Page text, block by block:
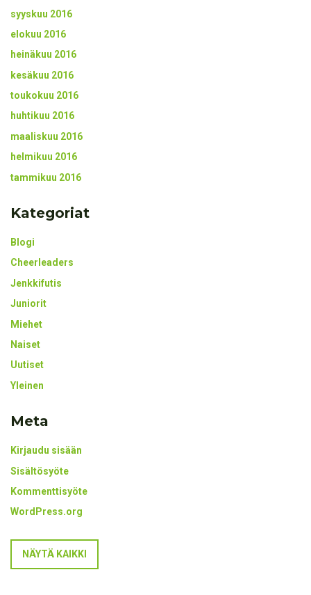
syyskuu 2016
elokuu 2016
heinäkuu 2016
kesäkuu 2016
toukokuu 2016
huhtikuu 2016
maaliskuu 2016
helmikuu 2016
tammikuu 2016
Kategoriat
Blogi
Cheerleaders
Jenkkifutis
Juniorit
Miehet
Naiset
Uutiset
Yleinen
Meta
Kirjaudu sisään
Sisältösyöte
Kommenttisyöte
WordPress.org
NÄYTÄ KAIKKI